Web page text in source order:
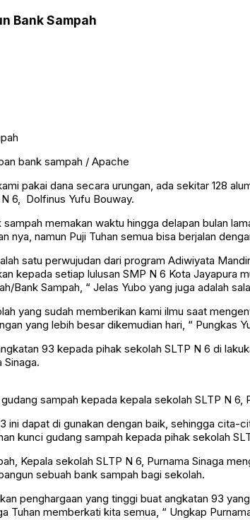
Bank Sampah
bank sampah / Apache
pakai dana secara urungan, ada sekitar 128
6, Dolfinus Yufu Bouway.
memakan waktu hingga delapan bulan
namun Puji Tuhan semua bisa berjalan
satu perwujudan dari program Adiwiyata
kepada setiap lulusan SMP N 6 Kota Jayapura
Bank Sampah, “ Jelas Yubo yang juga adalah
yang sudah memberikan kami ilmu saat
yang lebih besar dikemudian hari, “ Pungkas
93 kepada pihak sekolah SLTP N 6 di
Sinaga.
sampah kepada kepala sekolah SLTP N 6,
ini dapat di gunakan dengan baik, sehingga
kunci gudang sampah kepada pihak sekolah
Kepala sekolah SLTP N 6, Purnama Sinaga
sebuah bank sampah bagi sekolah.
penghargaan yang tinggi buat angkatan 93
Tuhan memberkati kita semua, “ Ungkap